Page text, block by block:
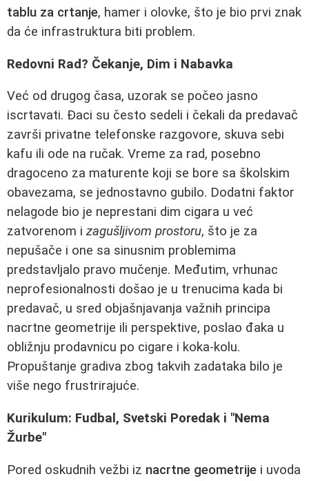
tablu za crtanje, hamer i olovke, što je bio prvi znak
da će infrastruktura biti problem.
Redovni Rad? Čekanje, Dim i Nabavka
Već od drugog časa, uzorak se počeo jasno
iscrtavati. Đaci su često sedeli i čekali da predavač
završi privatne telefonske razgovore, skuva sebi
kafu ili ode na ručak. Vreme za rad, posebno
dragoceno za maturente koji se bore sa školskim
obavezama, se jednostavno gubilo. Dodatni faktor
nelagode bio je neprestani dim cigara u već
zatvorenom i zagušljivom prostoru, što je za
nepušače i one sa sinusnim problemima
predstavljalo pravo mučenje. Međutim, vrhunac
neprofesionalnosti došao je u trenucima kada bi
predavač, u sred objašnjavanja važnih principa
nacrtne geometrije ili perspektive, poslao đaka u
obližnju prodavnicu po cigare i koka-kolu.
Propuštanje gradiva zbog takvih zadataka bilo je
više nego frustrirajuće.
Kurikulum: Fudbal, Svetski Poredak i "Nema
Žurbe"
Pored oskudnih vežbi iz nacrtne geometrije i uvoda